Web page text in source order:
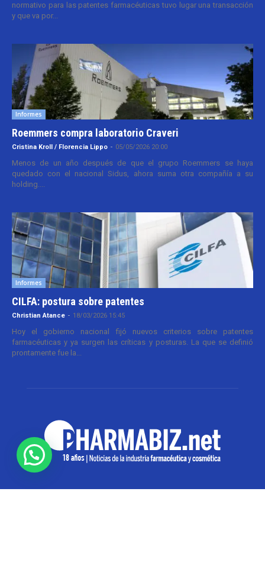
normativo para las patentes farmacéuticas tuvo lugar una transacción
y que va por...
Informes
Roemmers compra laboratorio Craveri
Cristina Kroll / Florencia Lippo - 05/05/2026 20:00
Menos de un año después de que el grupo Roemmers se haya
quedado con el nacional Sidus, ahora suma otra compañía a su
holding....
Informes
CILFA: postura sobre patentes
Christian Atance - 18/03/2026 15:45
Hoy el gobierno nacional fijó nuevos criterios sobre patentes
farmacéuticas y ya surgen las críticas y posturas. La que se definió
prontamente fue la...